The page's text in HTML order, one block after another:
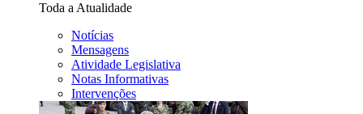
Toda a Atualidade
Notícias
Mensagens
Atividade Legislativa
Notas Informativas
Intervenções